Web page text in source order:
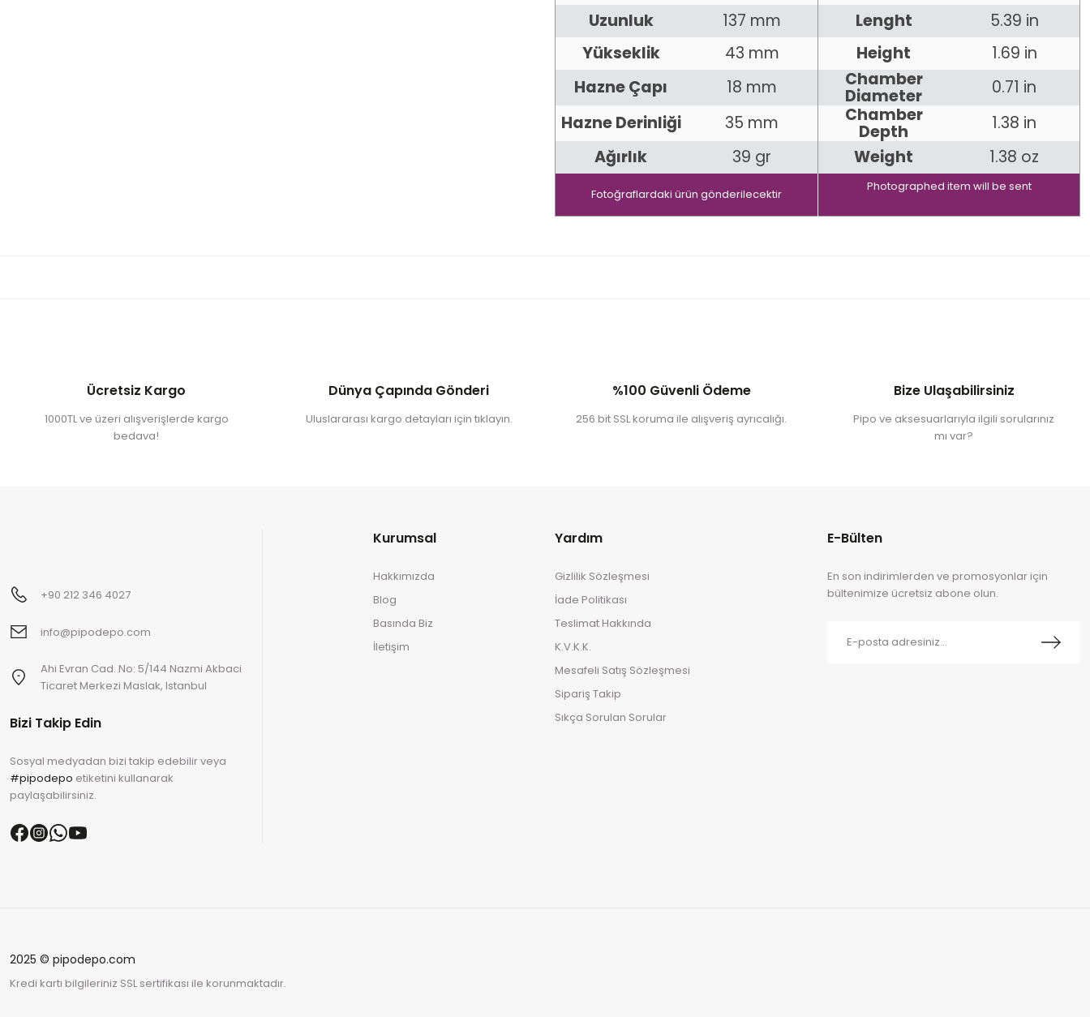
Uzunluk
137 mm Lenght
5.39 in
Yükseklik
43 mm Height
1.69 in
Hazne Çapı
18 mm Chamber
Diameter
0.71 in
Hazne Derinliği
35 mm Chamber
Depth
1.38 in
Ağırlık
39 gr Weight 1.38 oz
Fotoğraflardaki ürün gönderilecektir
Photographed item will be sent
Ücretsiz Kargo
1000TL ve üzeri alışverişlerde kargo
bedava!
Dünya Çapında Gönderi
Uluslararası kargo detayları için tıklayın.
%100 Güvenli Ödeme
256 bit SSL koruma ile alışveriş ayrıcalığı.
Bize Ulaşabilirsiniz
Pipo ve aksesuarlarıyla ilgili sorularınız
mı var?
+90 212 346 4027
info@pipodepo.com
Ahi Evran Cad. No: 5/144 Nazmi Akbaci
Ticaret Merkezi Maslak, Istanbul
Bizi Takip Edin
Sosyal medyadan bizi takip edebilir veya
#pipodepo etiketini kullanarak
paylaşabilirsiniz.
Kurumsal
Hakkımızda
Blog
Basında Biz
İletişim
Yardım
Gizlilik Sözleşmesi
İade Politikası
Teslimat Hakkında
K.V.K.K.
Mesafeli Satış Sözleşmesi
Sipariş Takip
Sıkça Sorulan Sorular
E-Bülten
En son indirimlerden ve promosyonlar için
bültenimize ücretsiz abone olun.
2025 © pipodepo.com
Kredi kartı bilgileriniz SSL sertifikası ile korunmaktadır.